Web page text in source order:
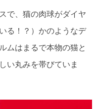
で、猫の肉球がダイヤ
る！？）かのようなデ
ムはまるで本物の猫と
い丸みを帯びていま